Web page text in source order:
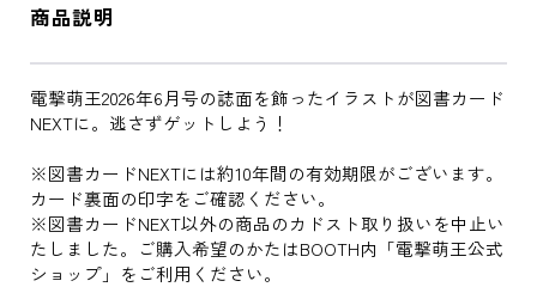
商品説明
電撃萌王2026年6月号の誌面を飾ったイラストが図書カード
NEXTに。逃さずゲットしよう！
※図書カードNEXTには約10年間の有効期限がございます。
カード裏面の印字をご確認ください。
※図書カードNEXT以外の商品のカドスト取り扱いを中止い
たしました。ご購入希望のかたはBOOTH内「電撃萌王公式
ショップ」をご利用ください。